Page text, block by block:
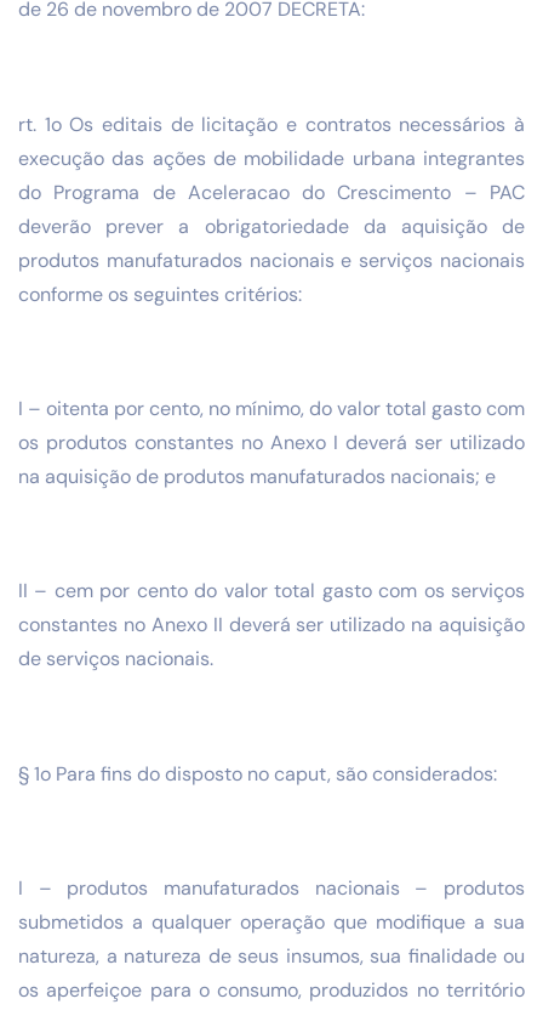
de 26 de novembro de 2007 DECRETA:
rt. 1o Os editais de licitação e contratos necessários à
execução das ações de mobilidade urbana integrantes
do Programa de Aceleracao do Crescimento – PAC
deverão prever a obrigatoriedade da aquisição de
produtos manufaturados nacionais e serviços nacionais
conforme os seguintes critérios:
I – oitenta por cento, no mínimo, do valor total gasto com
os produtos constantes no Anexo I deverá ser utilizado
na aquisição de produtos manufaturados nacionais; e
II – cem por cento do valor total gasto com os serviços
constantes no Anexo II deverá ser utilizado na aquisição
de serviços nacionais.
§ 1o Para fins do disposto no caput, são considerados:
I – produtos manufaturados nacionais – produtos
submetidos a qualquer operação que modifique a sua
natureza, a natureza de seus insumos, sua finalidade ou
os aperfeiçoe para o consumo, produzidos no território